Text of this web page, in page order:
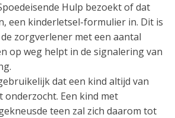
Hulp bezoekt of dat
een kinderletsel-formulier in. Dit is
zorgverlener met een aantal
op weg helpt in de signalering van
dat een kind altijd van
Een kind met
teen zal zich daarom tot